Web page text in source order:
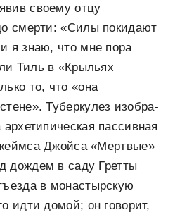
своему отцу
смерти: «Силы покидают
я знаю, что мне пора
Тиль в «Крыльях
то, что «она
Туберкулез изобра­
пассивная
Джойса «Мертвые»
дождем в саду Гретты
в монастырскую
идти домой; он говорит,